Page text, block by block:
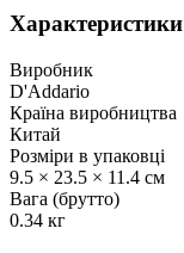
Характеристики
Виробник
D'Addario
Країна виробництва
Китай
Розміри в упаковці
9.5 × 23.5 × 11.4 см
Вага (брутто)
0.34 кг